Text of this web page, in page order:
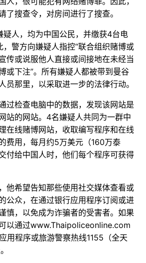
了搜查令，对房间进行了搜查。
疑人，均为中国公民，并缴获4台电
警方向嫌疑人指控“联合组织赌博或
传或说服他人直接或间接地在未经当
或下注”。所有嫌疑人都被带到曼谷
员那里，以采取进一步的法律行动。
过检查电脑中的数据，发现该网站是
站的网站。4名嫌疑人共同为一群中
在线赌博网站，收取编写程序和在线
费用，每月约5万美元（160万泰
付给中国人时，他们每个程序可获得
他希望告知那些使用社交媒体查看或
公众，在通过银行应用程序订阅或进
慎，以免成为诈骗者的受害者。如果
以通过www.Thaipoliceonline.com
用程序或旅游警察热线1155（全天